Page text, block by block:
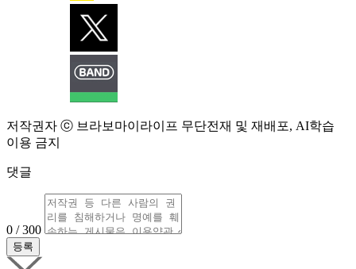
저작권자 ⓒ 브라보마이라이프 무단전재 및 재배포, AI학습
이용 금지
댓글
0 / 300